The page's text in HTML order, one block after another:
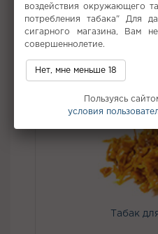
в приятное длительное
Все вкусы табака для кальяна
Не забудьте купить
Табак
воздействия окружающего
потребления табака" Для
сигарного магазина, Вам
совершеннолетие.
Нет, мне меньше 18
Пользуясь
условия